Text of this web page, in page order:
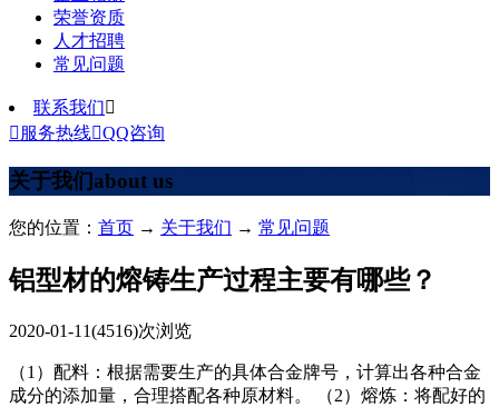
荣誉资质
人才招聘
常见问题
联系我们
服务热线QQ咨询
关于我们about us
您的位置： 首页 → 关于我们 → 常见问题
铝型材的熔铸生产过程主要有哪些？
2020-01-11(4516)次浏览
（1）配料：根据需要生产的具体合金牌号，计算出各种合金
成分的添加量，合理搭配各种原材料。 （2）熔炼：将配好的